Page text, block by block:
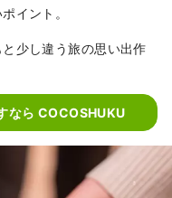
イント。
少し違う旅の思い出作
なら COCOSHUKU